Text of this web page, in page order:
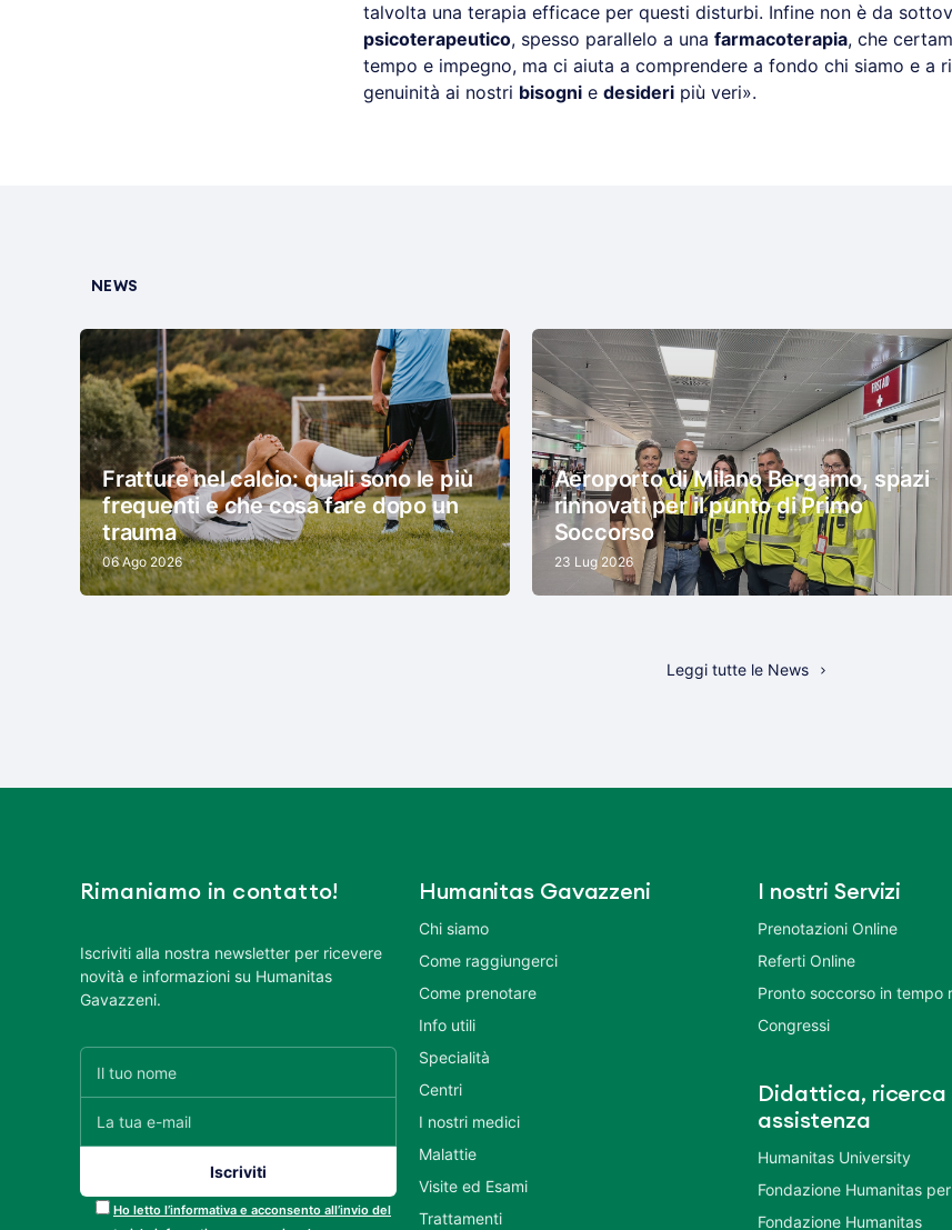
talvolta una terapia efficace per questi disturbi. Infine non è da
psicoterapeutico, spesso parallelo a una farmacoterapia, che
tempo e impegno, ma ci aiuta a comprendere a fondo chi siamo e a
genuinità ai nostri bisogni e desideri più veri».
NEWS
Fratture nel calcio: quali sono le più
frequenti e che cosa fare dopo un
trauma
06 Ago 2026
Aeroporto di Milano Bergamo, spazi
rinnovati per il punto di Primo
Soccorso
23 Lug 2026
Leggi tutte le News
Rimaniamo in contatto!
Iscriviti alla nostra newsletter per ricevere
novità e informazioni su Humanitas
Gavazzeni.
Ho letto l’informativa e acconsento all’invio del
Humanitas Gavazzeni
Chi siamo
Come raggiungerci
Come prenotare
Info utili
Specialità
Centri
I nostri medici
Malattie
Visite ed Esami
Trattamenti
I nostri Servizi
Prenotazioni Online
Referti Online
Pronto soccorso in tempo
Congressi
Didattica, ricerca
assistenza
Humanitas University
Fondazione Humanitas
Fondazione Humanitas